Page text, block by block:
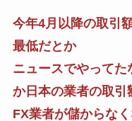
今年4月以降の取引
最低だとか
ニュースでやってた
か日本の業者の取引
FX業者が儲からな